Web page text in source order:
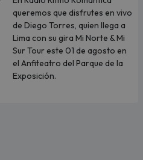
queremos que disfrutes en vivo
de Diego Torres, quien llega a
Lima con su gira Mi Norte & Mi
Sur Tour este 01 de agosto en
el Anfiteatro del Parque de la
Exposición.